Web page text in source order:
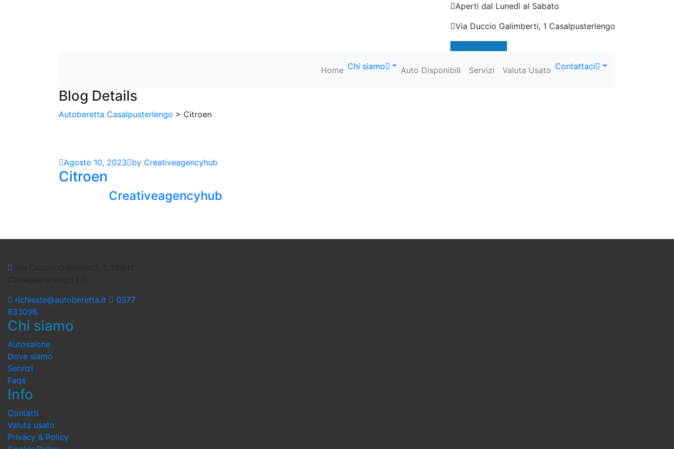
Aperti dal Lunedì al Sabato
Via Duccio Galimberti, 1 Casalpusterlengo
0377 833098
Home Chi siamo Auto Disponibili Servizi Valuta Usato Contattaci
Blog Details
Autoberetta Casalpusterlengo > Citroen
Agosto 10, 2023 by Creativeagencyhub
Citroen
Creativeagencyhub
richieste@autoberetta.it
0377
833098
Chi siamo
Autosalone
Dove siamo
Servizi
Faqs
Info
Contatti
Valuta usato
Privacy & Policy